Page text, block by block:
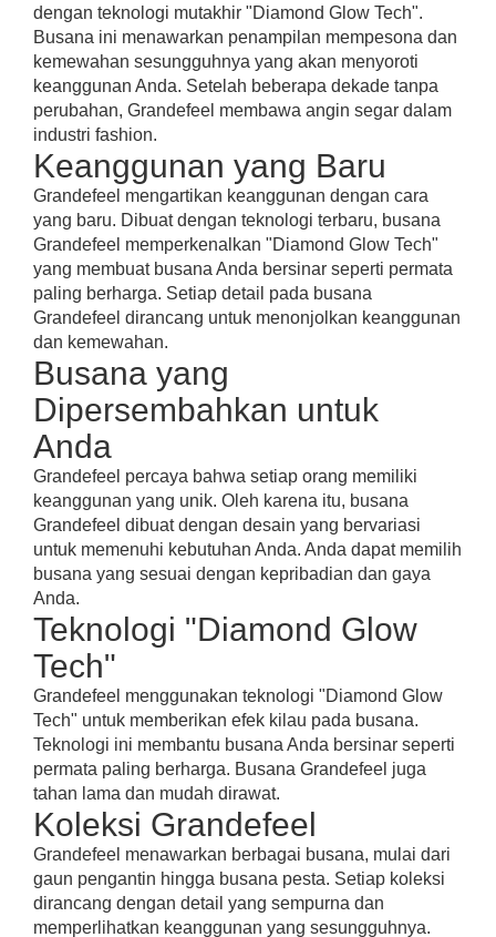
dengan teknologi mutakhir "Diamond Glow Tech".
Busana ini menawarkan penampilan mempesona dan
kemewahan sesungguhnya yang akan menyoroti
keanggunan Anda. Setelah beberapa dekade tanpa
perubahan, Grandefeel membawa angin segar dalam
industri fashion.
Keanggunan yang Baru
Grandefeel mengartikan keanggunan dengan cara
yang baru. Dibuat dengan teknologi terbaru, busana
Grandefeel memperkenalkan "Diamond Glow Tech"
yang membuat busana Anda bersinar seperti permata
paling berharga. Setiap detail pada busana
Grandefeel dirancang untuk menonjolkan keanggunan
dan kemewahan.
Busana yang
Dipersembahkan untuk
Anda
Grandefeel percaya bahwa setiap orang memiliki
keanggunan yang unik. Oleh karena itu, busana
Grandefeel dibuat dengan desain yang bervariasi
untuk memenuhi kebutuhan Anda. Anda dapat memilih
busana yang sesuai dengan kepribadian dan gaya
Anda.
Teknologi "Diamond Glow
Tech"
Grandefeel menggunakan teknologi "Diamond Glow
Tech" untuk memberikan efek kilau pada busana.
Teknologi ini membantu busana Anda bersinar seperti
permata paling berharga. Busana Grandefeel juga
tahan lama dan mudah dirawat.
Koleksi Grandefeel
Grandefeel menawarkan berbagai busana, mulai dari
gaun pengantin hingga busana pesta. Setiap koleksi
dirancang dengan detail yang sempurna dan
memperlihatkan keanggunan yang sesungguhnya.